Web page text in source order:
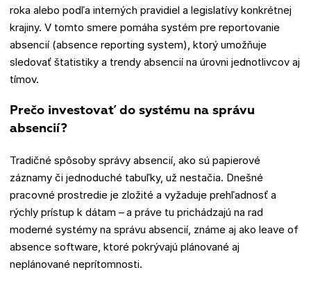
roka alebo podľa interných pravidiel a legislatívy konkrétnej
krajiny. V tomto smere pomáha systém pre reportovanie
absencií (absence reporting system), ktorý umožňuje
sledovať štatistiky a trendy absencií na úrovni jednotlivcov aj
tímov.
Prečo investovať do systému na správu
absencií?
Tradičné spôsoby správy absencií, ako sú papierové
záznamy či jednoduché tabuľky, už nestačia. Dnešné
pracovné prostredie je zložité a vyžaduje prehľadnosť a
rýchly prístup k dátam – a práve tu prichádzajú na rad
moderné systémy na správu absencií, známe aj ako leave of
absence software, ktoré pokrývajú plánované aj
neplánované neprítomnosti.